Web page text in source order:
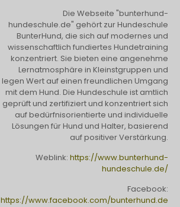
Die Webseite "bunterhund-
hundeschule.de" gehört zur Hundeschule
BunterHund, die sich auf modernes und
wissenschaftlich fundiertes Hundetraining
konzentriert. Sie bieten eine angenehme
Lernatmosphäre in Kleinstgruppen und
legen Wert auf einen freundlichen Umgang
mit dem Hund. Die Hundeschule ist amtlich
geprüft und zertifiziert und konzentriert sich
auf bedürfnisorientierte und individuelle
Lösungen für Hund und Halter, basierend
auf positiver Verstärkung.
Weblink: https://www.bunterhund-
hundeschule.de/
Facebook:
https://www.facebook.com/bunterhund.de